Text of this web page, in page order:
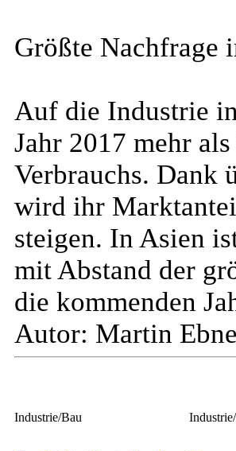
Größte Nachfrage
Auf die Industrie
Jahr 2017 mehr
Verbrauchs. Dank
wird ihr
steigen. In Asien
mit Abstand der
die kommenden
Autor: Martin
Industrie/Bau